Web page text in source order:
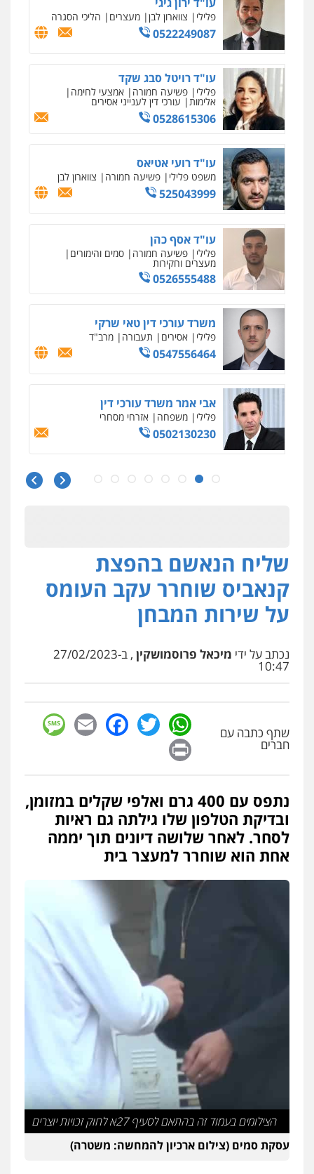
פלילי צווארון לבן מעצרים הליכי הסגרה
0522249087
עו"ד רויטל סבג שקד
פלילי פשיעה חמורה אמצעי לחימה
אלימות עורכי דין לענייני אסירים
0528615306
עו"ד רועי אטיאס
משפט פלילי פשיעה חמורה צווארון לבן
525043999
עו"ד אסף כהן
פלילי פשיעה חמורה סמים והימורים
מעצרים וחקירות
0526555488
משרד עורכי דין טאי שרקי
פלילי אסירים תעבורה מרב"ד
0547556464
אבי אמר משרד עורכי דין
פלילי משפחה אזרחי מסחרי
0502130230
חליל ביאדי – משרד עורכי דין
עו"ד איהאב זבידאת
פלילי פשיעה חמורה ארגוני פשע
המתה עבירות מין
0509930581
פלילי תעבורה
עו"ד אליה חן ברק
פשיעה חמורה ליווי וייצוג בחקירות
ומעצרים אסירים
0525914163
עו"ד שאדי נאטור
פלילי פשיעה חמורה מעצרים וחקירות
0509230800
גיל דביר – משרד עורכי דין
פלילי פשיעה כלכלית צווארון לבן
0506217771
עו"ד אריה פטר
לשעבר סגן מנהל המחלקה הפלילית
בפרקליטות המדינה
0506217994
משרד עורכי דין פארס פלאח
פלילי צבאי צווארון לבן והונאה
0549911449
עו"ד עידית שינו-אמיתי
פלילי עורכי דין לענייני אסירים פשיעה
חמורה מעצרים וחקירות
שליח הנאשם בהפצת
קנאביס שוחרר עקב העומס
על שירות המבחן
נכתב על ידי מיכאל פרוסמושקין , ב-27/02/2023
10:47
שתף כתבה עם
חברים
WhatsApp
Twitter
Facebook
Email
נתפס עם 400 גרם ואלפי שקלים במזומן,
ובדיקת הטלפון שלו גילתה גם ראיות
לסחר. לאחר שלושה דיונים תוך יממה
אחת הוא שוחרר למעצר בית
הצילומים בעמוד זה בהתאם לסעיף 27א לחוק זכויות יוצרים
עסקת סמים (צילום ארכיון להמחשה: משטרה)